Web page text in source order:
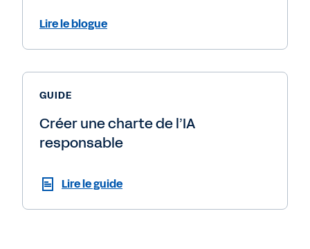
Lire le blogue
GUIDE
Créer une charte de l’IA
responsable
Lire le guide